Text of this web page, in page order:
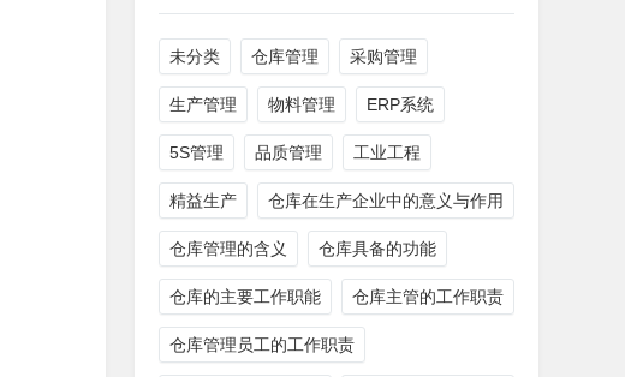
未分类 仓库管理 采购管理
生产管理 物料管理 ERP系统
5S管理 品质管理 工业工程
精益生产 仓库在生产企业中的意义与作用
仓库管理的含义 仓库具备的功能
仓库的主要工作职能 仓库主管的工作职责
仓库管理员工的工作职责